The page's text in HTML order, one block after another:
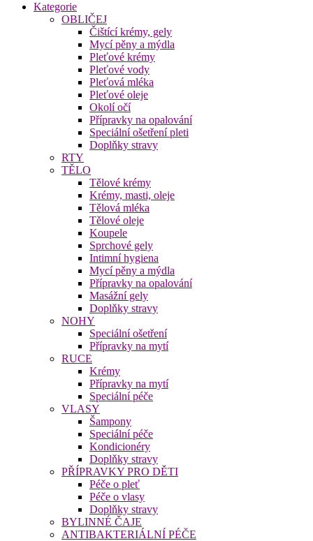
Kategorie
OBLIČEJ
Čištící krémy, gely
Mycí pěny a mýdla
Pleťové krémy
Pleťové vody
Pleťová mléka
Pleťové oleje
Okolí očí
Přípravky na opalování
Speciální ošetření pleti
Doplňky stravy
RTY
TĚLO
Tělové krémy
Krémy, masti, oleje
Tělová mléka
Tělové oleje
Koupele
Sprchové gely
Intimní hygiena
Mycí pěny a mýdla
Přípravky na opalování
Masážní gely
Doplňky stravy
NOHY
Speciální ošetření
Přípravky na mytí
RUCE
Krémy
Přípravky na mytí
Speciální péče
VLASY
Šampony
Speciální péče
Kondicionéry
Doplňky stravy
PŘÍPRAVKY PRO DĚTI
Péče o pleť
Péče o vlasy
Doplňky stravy
BYLINNÉ ČAJE
ANTIBAKTERIÁLNÍ PÉČE